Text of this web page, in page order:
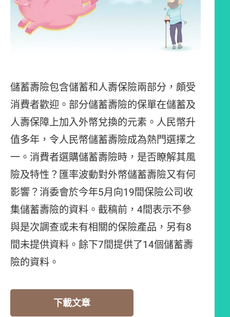
儲蓄壽險包含儲蓄和人壽保險兩部分，頗受
消費者歡迎。部分儲蓄壽險的保單在儲蓄及
人壽保障上加入外幣兌換的元素。人民幣升
值多年，令人民幣儲蓄壽險成為熱門選擇之
一。消費者選購儲蓄壽險時，是否瞭解其風
險及特性？匯率波動對外幣儲蓄壽險又有何
影響？消委會於今年5月向19間保險公司收
集儲蓄壽險的資料。截稿前，4間表示不參
與是次調查或未有相關的保險產品，另有8
間未提供資料。餘下7間提供了14個儲蓄壽
險的資料。
下載文章